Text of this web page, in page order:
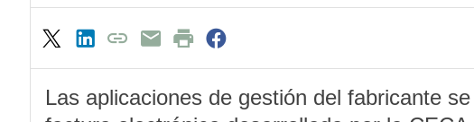
Las aplicaciones de gestión del fabricante